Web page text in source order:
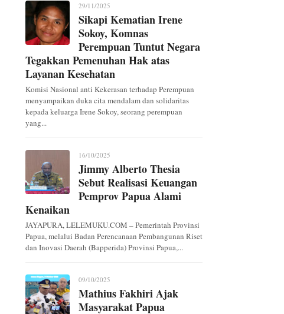
29/11/2025
Sikapi Kematian Irene
Sokoy, Komnas
Perempuan Tuntut Negara
Tegakkan Pemenuhan Hak atas
Layanan Kesehatan
Komisi Nasional anti Kekerasan terhadap Perempuan
menyampaikan duka cita mendalam dan solidaritas
kepada keluarga Irene Sokoy, seorang perempuan
yang...
16/10/2025
Jimmy Alberto Thesia
Sebut Realisasi Keuangan
Pemprov Papua Alami
Kenaikan
JAYAPURA, LELEMUKU.COM – Pemerintah Provinsi
Papua, melalui Badan Perencanaan Pembangunan Riset
dan Inovasi Daerah (Bapperida) Provinsi Papua,...
09/10/2025
Mathius Fakhiri Ajak
Masyarakat Papua